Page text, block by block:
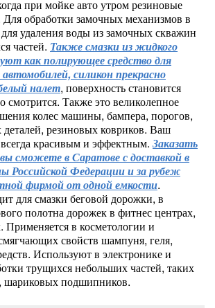
при мойке авто утром резиновые
Для обработки замочных механизмов в
удаления воды из замочных скважин
частей. Также смазки из жидкого
как полирующее средство для
силикон прекрасно
налет, поверхность становится
смотрится. Также это великолепное
колес машины, бампера, порогов,
резиновых ковриков. Ваш
красивым и эффектным. Заказать
сможете в Саратове с доставкой в
Российской Федерации и за рубеж
фирмой от одной емкости.
для смазки беговой дорожки, в
полотна дорожек в фитнес центрах,
Применяется в косметологии и
свойств шампуня, геля,
Используют в электронике и
трущихся небольших частей, таких
шариковых подшипников.